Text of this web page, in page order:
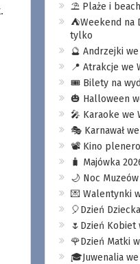
⛱️ Plaże i
⛺️Weekend na
tylko
🔮 Andrzejki we
📍 Atrakcje we
🎟️ Bilety na
🎃 Halloween
🎤 Karaoke we
🎭 Karnawał
📽️ Kino
🧳 Majówka
🌙 Noc
💌 Walentynki
🎈Dzień
🌷Dzień Kobiet
🌹Dzień Matki
🎓Juwenalia we